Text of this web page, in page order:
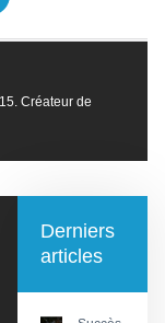
Créateur de
Derniers
articles